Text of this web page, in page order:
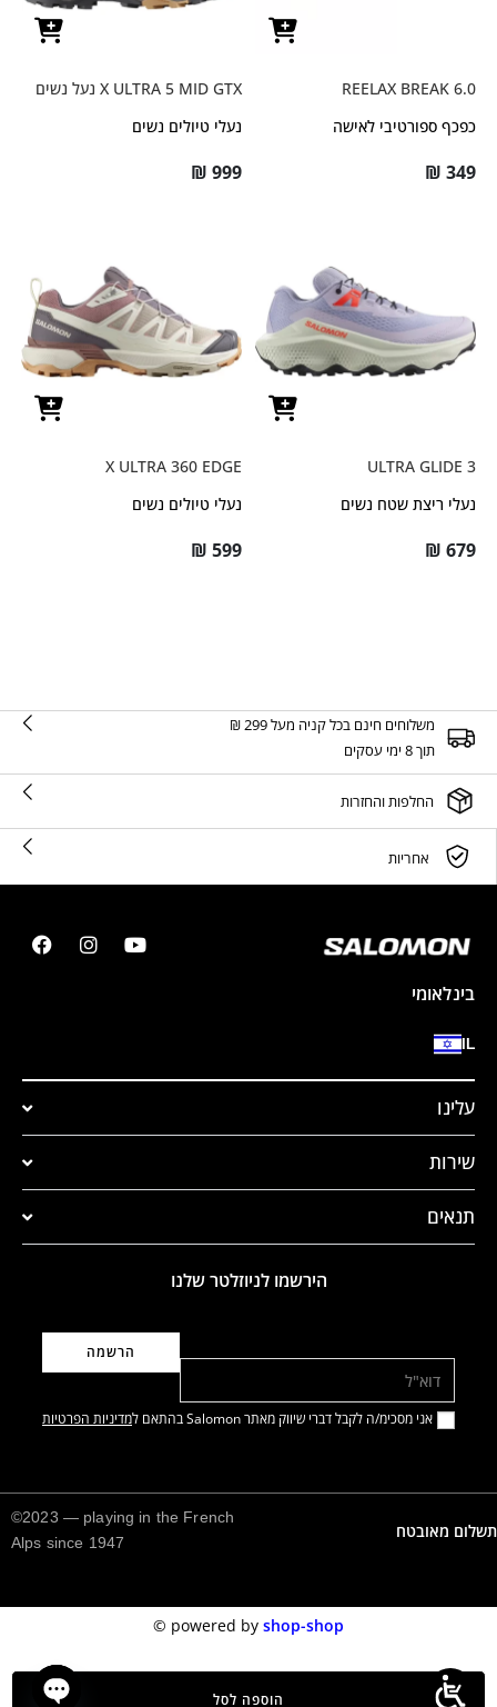
הוספה לסל
REELAX BREAK 6.0
כפכף ספורטיבי לאישה
₪ 349
X ULTRA 5 MID GTX נעל נשים
נעלי טיולים נשים
₪ 999
ULTRA GLIDE 3
נעלי ריצת שטח נשים
₪ 679
X ULTRA 360 EDGE
נעלי טיולים נשים
₪ 599
משלוחים חינם בכל קניה מעל 299 ₪
תוך 8 ימי עסקים
החלפות והחזרות
אחריות
בינלאומי
IL
עלינו
שירות
תנאים
הירשמו לניוזלטר שלנו
אני מסכימ/ה לקבל דברי שיווק מאתר Salomon בהתאם ל מדיניות הפרטיות
תשלום מאובטח
©2023 — playing in the French
Alps since 1947
powered by shop-shop
©️